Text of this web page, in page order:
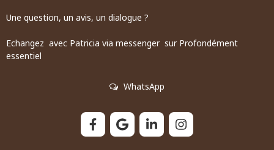
Une question, un avis, un dialogue ?
Echangez avec Patricia via messenger sur Profondément
essentiel
WhatsApp